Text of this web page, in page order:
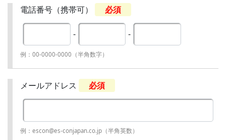
電話番号（携帯可） 必須
- -
例：00-0000-0000（半角数字）
メールアドレス 必須
例：escon@es-conjapan.co.jp（半角英数）